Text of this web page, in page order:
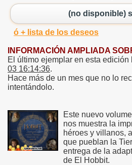
(no disponible)
ó + lista de los deseos
INFORMACIÓN AMPLIADA
El último ejemplar en esta edición
03 16:14:36.
Hace más de un mes que no lo
intentándolo.
Este nuevo
nos muestra la
héroes y villanos,
que pueblan la
entrega de la
de El Hobbit.